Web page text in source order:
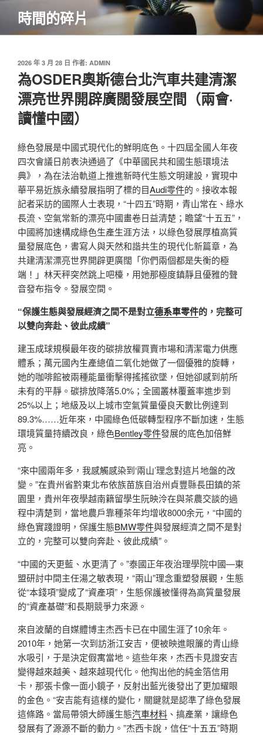
主
時間的碎片
發
佈
於
2026 年 3 月 28 日 作者: ADMIN
為OSDER奧斯德台北汽車共建清潔
漂亮世界開辟廣闊發展空間（兩會·
讀懂中國）
綠色發展是中國式現代化的鮮明底色。十四屆全國人年夜
四次會議日前表決通過了《中華國民共和國生態環境法
典》，為在法治軌道上推進新時代生態文明建設，實現中
華平易近族永續發展指明了標的目Audi零件的。接收本報
記者采訪的國際人士表現，“十四五”時期，青山常在、綠水
長流、空氣常新的漂亮中國畫卷日益清楚；瞻望“十五五”，
中國將加速構成綠色生產生涯方法，以綠色發展厚植高質
量發展底色，書寫人與天然和諧共生的現代化新篇章，為
共建清潔漂亮世界開辟更廣闊「你們兩個都是失衡的極
端！」林天秤突然跳上吧檯，用她那極度鎮靜且優雅的聲
音發布指令。發展空間。
“保護生態與發展經濟之間不是對立德系車零件的，完整可
以雙向奔赴、彼此成績”
建玉成球規模最年夜的碳排放權買賣市場和清潔電力供應
體系；萬元國內生產總值二氧化她做了一個優雅的旋轉，
她的咖啡館被兩種能量衝擊得搖搖欲墜，但她卻感到前所
未有的平靜。碳排放降落5.0%；全國叢林覆蓋率進步到
25%以上；地級及以上城市空氣質量優良天數比例達到
89.3%……近年來，中國綠色低碳轉型程序不斷加速，生態
環境質量持續改良，綠色Bentley零件發展的底色加倍鮮
亮。
“來中國兩年多，我感觸感染到‘兩山’理念對這片地盤的改
變。”在貴州省黔東北布依族苗族自治州貞豐縣長田鎮的茶
園里，貴州年夜學越南籍留學生阮映泠在與茶農交談的過
程中清楚到，當地農戶靠種茶年均增收8000余元，“中國的
綠色實踐證明，保護生態BMW零件與發展經濟之間不是對
立的，完整可以雙向奔赴、彼此成績”。
“中國的天更藍、水更清了。”泰國正年夜治理學院中國—東
盟研討中間主任湯之敏表現，“兩山”理念重塑發展觀，生態
從“本錢項”變成了“資產項”，生態保護被懂得為高質量發展
的“資產基礎”和長期競爭力來源。
來自波蘭的自媒體博主杰西卡已在中國生涯了10余年。
2010年，她第一次到訪浙江安吉，便被映進眼簾的青山綠
水吸引，于是決定假寓當地。這些年來，杰西卡見證安吉
變得越來越美、越來越現代化。他掏出他的純金箔信用
卡，那張卡像一面小鏡子，反射出藍光後發出了更加耀眼
的金色。“安吉能有這樣的變化，關鍵就是認準了綠色發展
這條路。當局帶領大師護生態汽車材料 、搞產業，讓綠色
發展有了源源不斷的動力。”杰西卡說，信任“十五五”時期